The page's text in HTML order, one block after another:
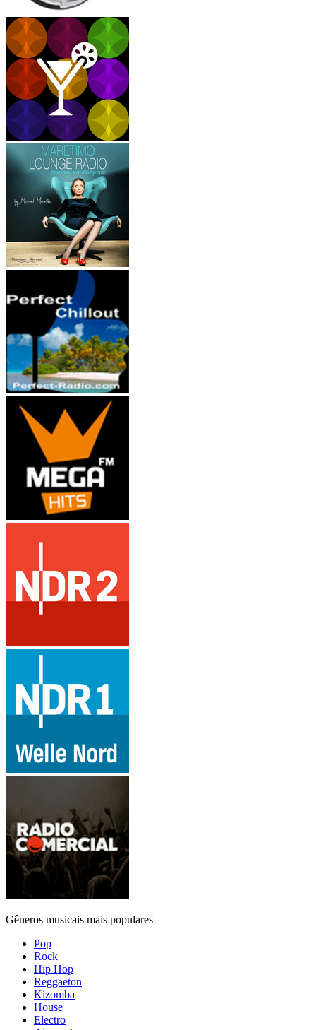
Gêneros musicais mais populares
Pop
Rock
Hip Hop
Reggaeton
Kizomba
House
Electro